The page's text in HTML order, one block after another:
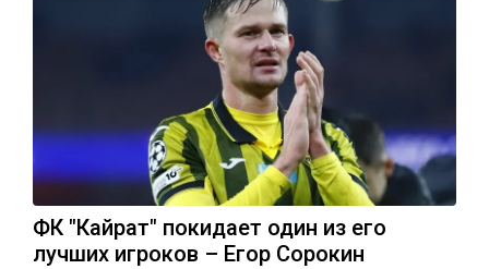
ФК "Кайрат" покидает один из его
лучших игроков – Егор Сорокин